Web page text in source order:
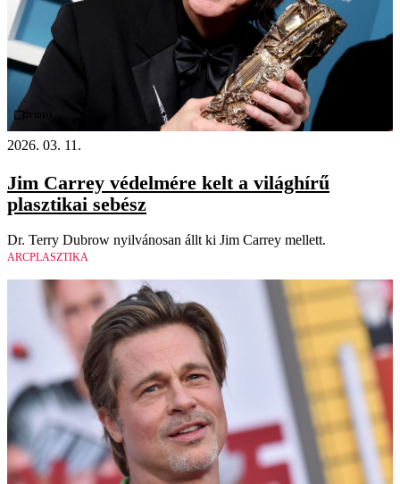
Videó
2026. 03. 11.
Jim Carrey védelmére kelt a világhírű
plasztikai sebész
Dr. Terry Dubrow nyilvánosan állt ki Jim Carrey mellett.
ARCPLASZTIKA